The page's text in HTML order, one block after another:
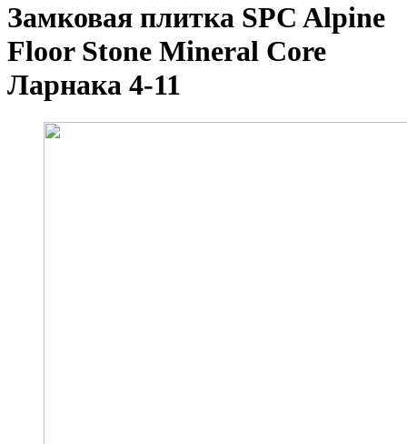
Замковая плитка SPC Alpine
Floor Stone Mineral Core
Ларнака 4-11